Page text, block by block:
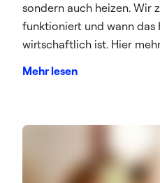
sondern auch heizen. Wir
funktioniert und wann das
wirtschaftlich ist. Hier
Mehr lesen